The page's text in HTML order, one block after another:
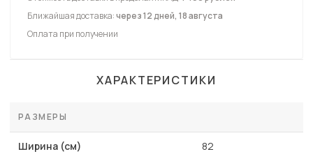
Ближайшая доставка:через 12 дней, 18 августа
Оплата при получении
ХАРАКТЕРИСТИКИ
РАЗМЕРЫ
Ширина (см) 82